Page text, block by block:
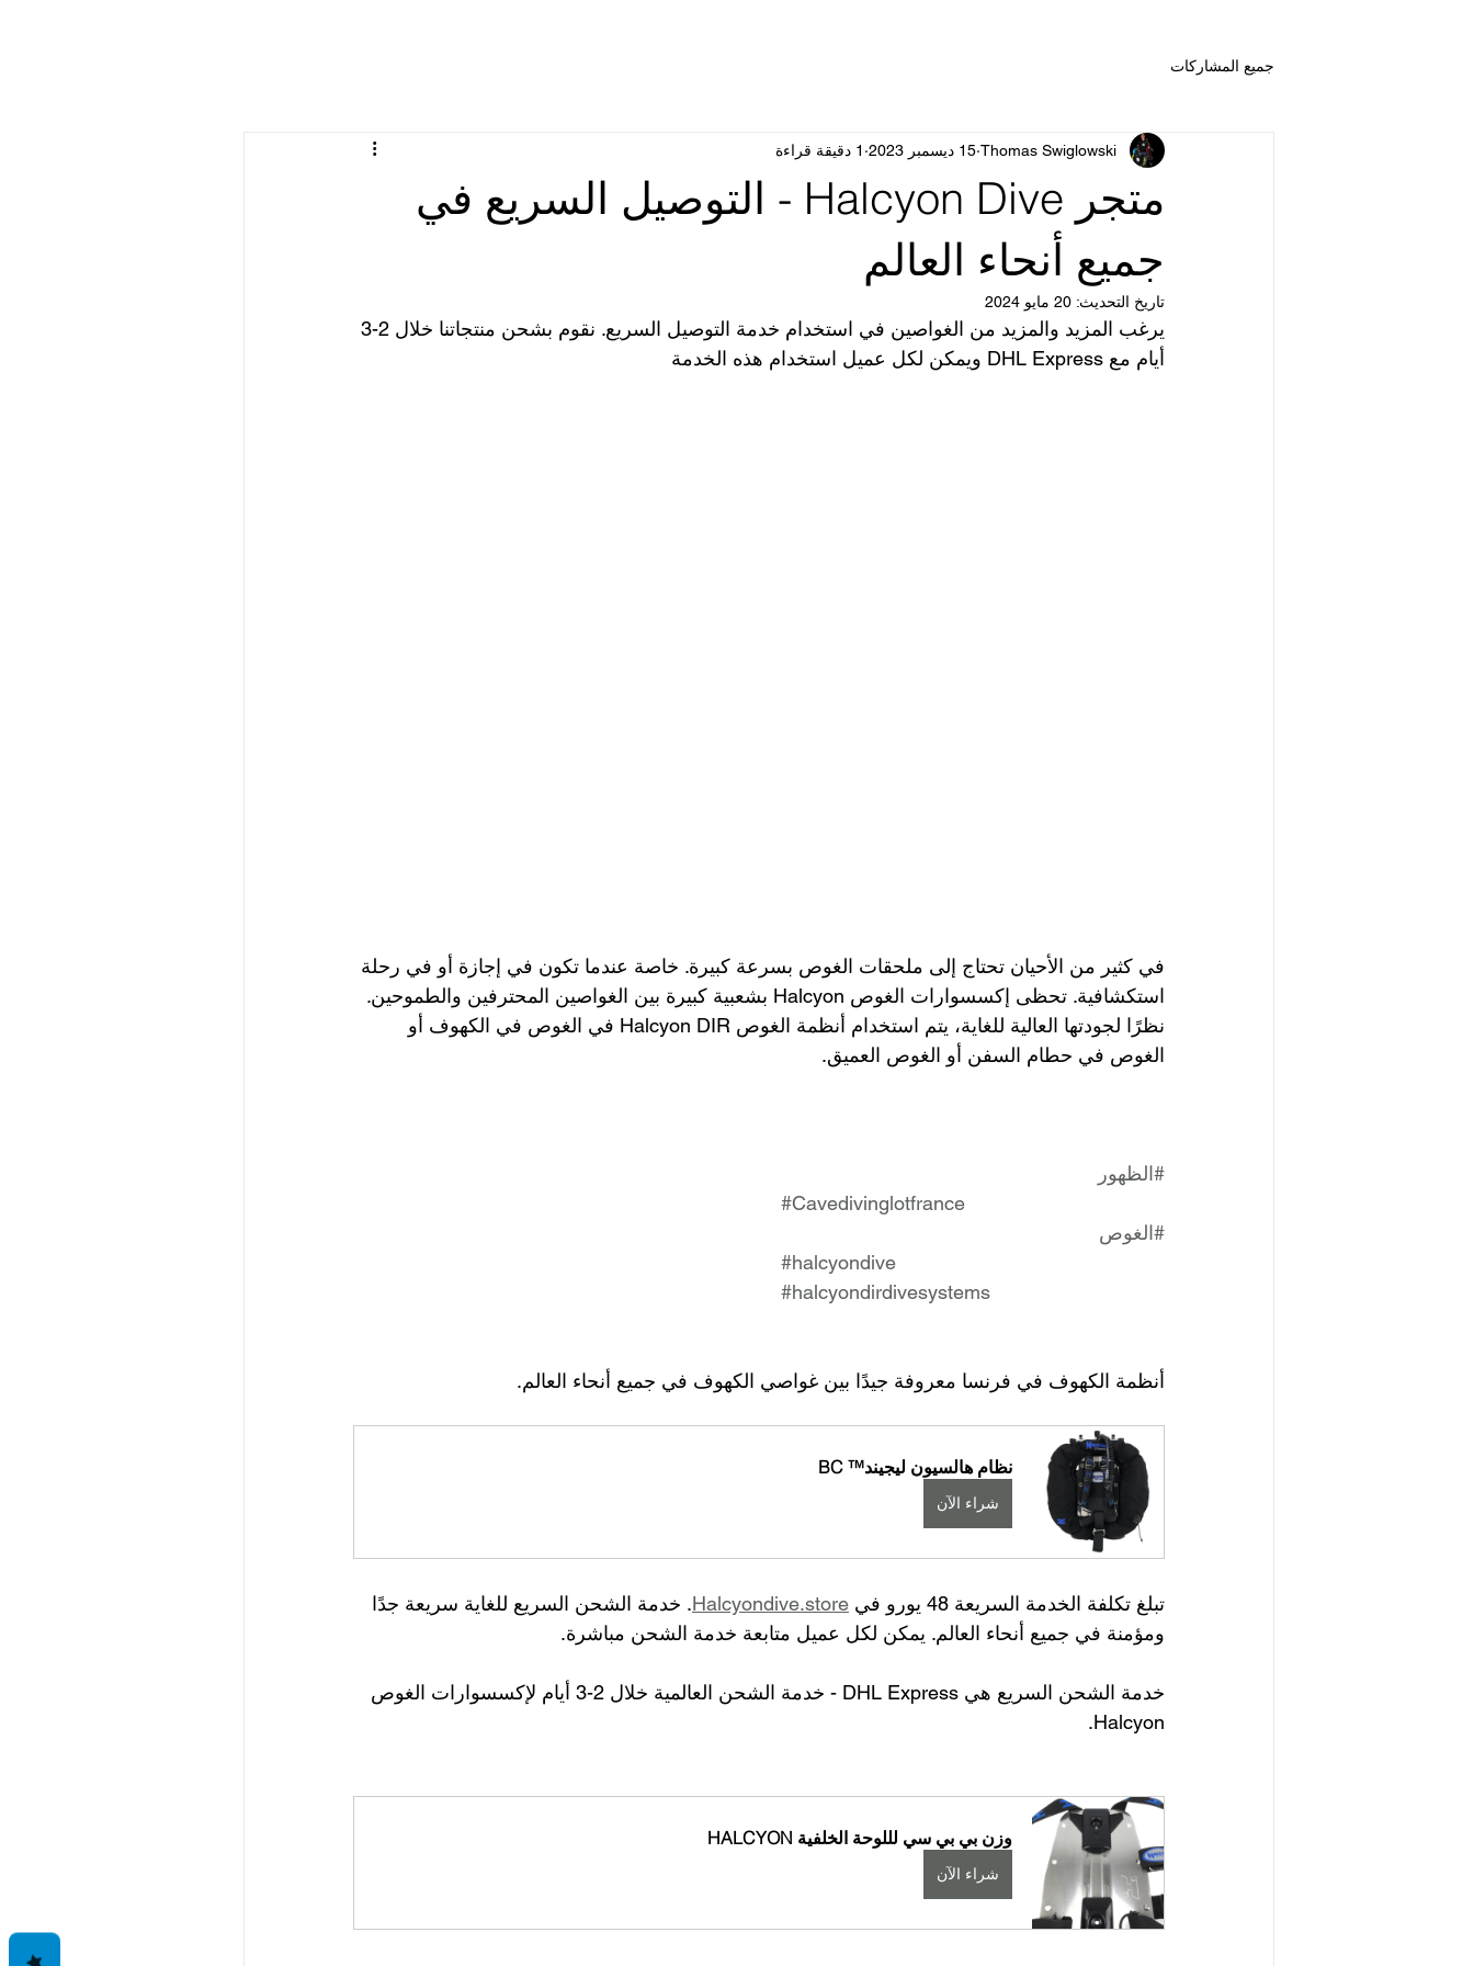
جميع المشاركات
متجر Halcyon Dive - التوصيل السريع في
جميع أنحاء العالم
Thomas Swiglowski 15 ديسمبر 2023 1 دقيقة قراءة
تاريخ التحديث: 20 مايو 2024
أيام مع DHL Express ويمكن لكل عميل استخدام هذه الخدمة
في كثير من الأحيان تحتاج إلى ملحقات الغوص بسرعة كبيرة. خاصة عندما تكون في إجازة أو في رحلة
استكشافية. تحظى إكسسوارات الغوص Halcyon بشعبية كبيرة بين الغواصين المحترفين والطموحين.
نظرًا لجودتها العالية للغاية، يتم استخدام أنظمة الغوص Halcyon DIR في الغوص في الكهوف أو
الغوص في حطام السفن أو الغوص العميق.
#الظهور
#Cavedivinglotfrance
#الغوص
#halcyondive
#halcyondirdivesystems
أنظمة الكهوف في فرنسا معروفة جيدًا بين غواصي الكهوف في جميع أنحاء العالم.
نظام هالسيون ليجيند™ BC
شراء الآن
تبلغ تكلفة الخدمة السريعة 48 يورو في Halcyondive.store. خدمة الشحن السريع للغاية سريعة جدًا
ومؤمنة في جميع أنحاء العالم. يمكن لكل عميل متابعة خدمة الشحن مباشرة.
خدمة الشحن السريع هي DHL Express - خدمة الشحن العالمية خلال 2-3 أيام لإكسسوارات الغوص
Halcyon.
وزن بي بي سي لللوحة الخلفية HALCYON
شراء الآن